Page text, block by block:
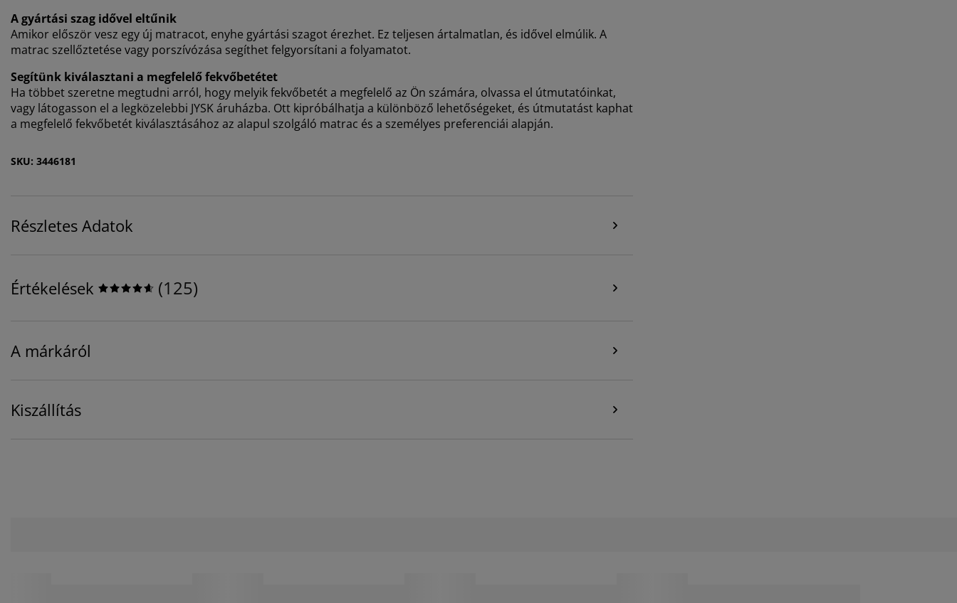
A gyártási szag idővel eltűnik
Amikor először vesz egy új matracot, enyhe gyártási szagot érezhet. Ez teljesen ártalmatlan, és idővel elmúlik. A
matrac szellőztetése vagy porszívózása segíthet felgyorsítani a folyamatot.
Segítünk kiválasztani a megfelelő fekvőbetétet
Ha többet szeretne megtudni arról, hogy melyik fekvőbetét a megfelelő az Ön számára, olvassa el útmutatóinkat,
vagy látogasson el a legközelebbi JYSK áruházba. Ott kipróbálhatja a különböző lehetőségeket, és útmutatást kaphat
a megfelelő fekvőbetét kiválasztásához az alapul szolgáló matrac és a személyes preferenciái alapján.
SKU: 3446181
Részletes Adatok
Értékelések (125)
A márkáról
Kiszállítás